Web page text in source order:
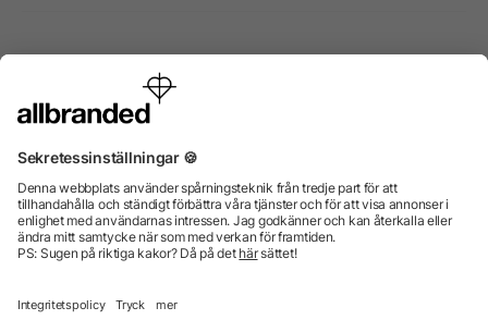
Internationellt
enbart till företag, institutioner, föreningar och